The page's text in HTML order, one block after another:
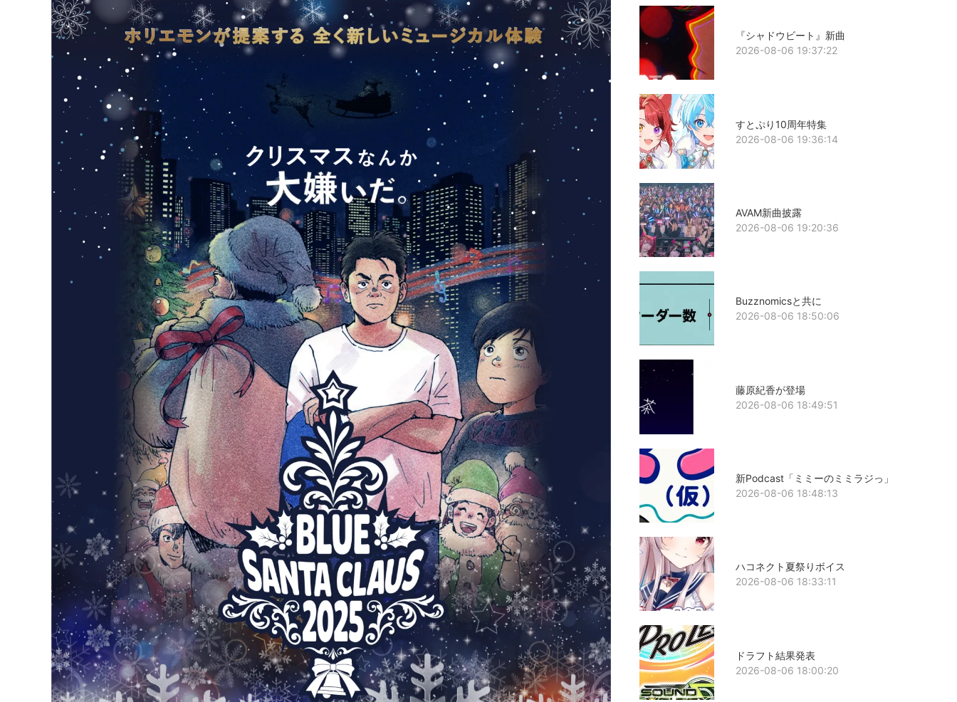
『シャドウビート』新曲
2026-08-06 19:37:22
すとぷり10周年特集
2026-08-06 19:36:14
AVAM新曲披露
2026-08-06 19:20:36
Buzznomicsと共に
2026-08-06 18:50:06
藤原紀香が登場
2026-08-06 18:49:51
新Podcast「ミミーのミミラジっ」
2026-08-06 18:48:13
ハコネクト夏祭りボイス
2026-08-06 18:33:11
ドラフト結果発表
2026-08-06 18:00:20